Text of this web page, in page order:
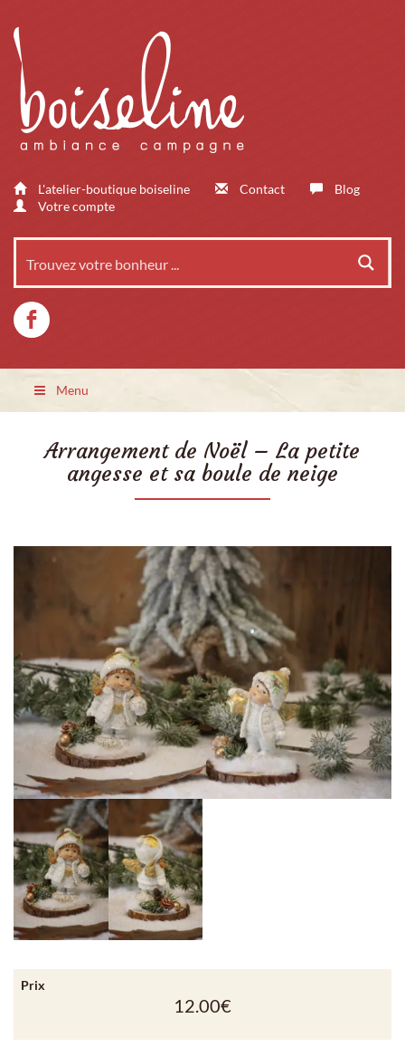
L'atelier-boutique boiseline Contact
Blog
Votre compte
Menu
Arrangement de Noël – La petite
angesse et sa boule de neige
Prix
12.00€